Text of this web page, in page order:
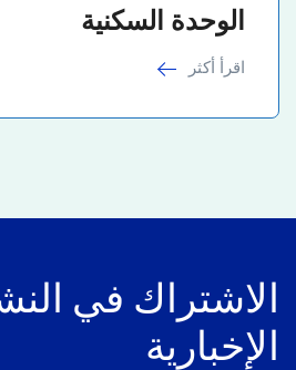
الوحدة السكنية
اقرأ أكثر
الاشتراك في
الإخبارية